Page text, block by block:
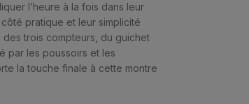
l’heure à la fois dans leur
pratique et leur simplicité
des trois compteurs, du guichet
par les poussoirs et les
la touche finale à cette montre